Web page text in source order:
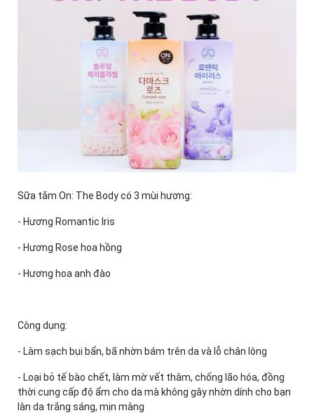
Sữa tắm On: The Body có 3 mùi hương:
- Hương Romantic Iris
- Hương Rose hoa hồng
- Hương hoa anh đào
Công dụng:
- Làm sạch bụi bẩn, bã nhờn bám trên da và lỗ chân lông
- Loại bỏ tế bào chết, làm mờ vết thâm, chống lão hóa, đồng
thời cung cấp độ ẩm cho da mà không gây nhờn dính cho bạn
làn da trắng sáng, mịn màng